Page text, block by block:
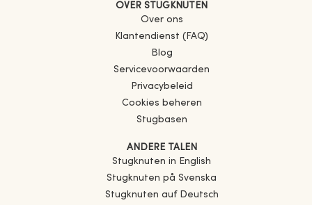
OVER STUGKNUTEN
Over ons
Klantendienst (FAQ)
Blog
Servicevoorwaarden
Privacybeleid
Cookies beheren
Stugbasen
ANDERE TALEN
Stugknuten in English
Stugknuten på Svenska
Stugknuten auf Deutsch